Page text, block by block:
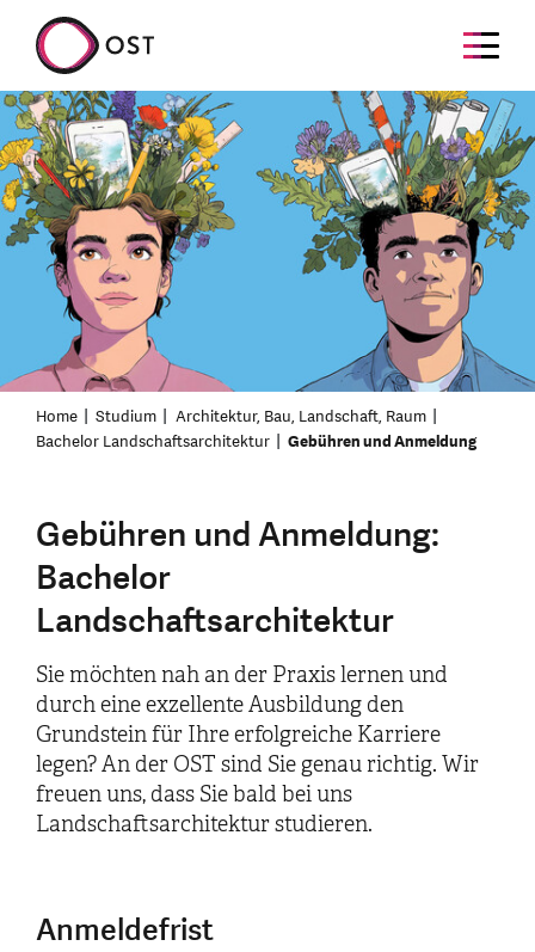
Home Studium
Architektur, Bau, Landschaft, Raum
Bachelor Landschaftsarchitektur
Gebühren und Anmeldung
Gebühren und Anmeldung:
Bachelor
Landschaftsarchitektur
Sie möchten nah an der Praxis lernen und
durch eine exzellente Ausbildung den
Grundstein für Ihre erfolgreiche Karriere
legen? An der OST sind Sie genau richtig. Wir
freuen uns, dass Sie bald bei uns
Landschaftsarchitektur studieren.
Anmeldefrist